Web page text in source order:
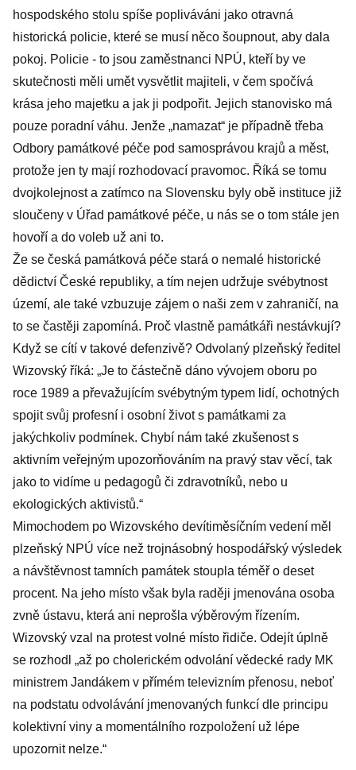
hospodského stolu spíše popliváváni jako otravná
historická policie, které se musí něco šoupnout, aby dala
pokoj. Policie - to jsou zaměstnanci NPÚ, kteří by ve
skutečnosti měli umět vysvětlit majiteli, v čem spočívá
krása jeho majetku a jak ji podpořit. Jejich stanovisko má
pouze poradní váhu. Jenže „namazat“ je případně třeba
Odbory památkové péče pod samosprávou krajů a měst,
protože jen ty mají rozhodovací pravomoc. Říká se tomu
dvojkolejnost a zatímco na Slovensku byly obě instituce již
sloučeny v Úřad památkové péče, u nás se o tom stále jen
hovoří a do voleb už ani to.
Že se česká památková péče stará o nemalé historické
dědictví České republiky, a tím nejen udržuje svébytnost
území, ale také vzbuzuje zájem o naši zem v zahraničí, na
to se častěji zapomíná. Proč vlastně památkáři nestávkují?
Když se cítí v takové defenzivě? Odvolaný plzeňský ředitel
Wizovský říká: „Je to částečně dáno vývojem oboru po
roce 1989 a převažujícím svébytným typem lidí, ochotných
spojit svůj profesní i osobní život s památkami za
jakýchkoliv podmínek. Chybí nám také zkušenost s
aktivním veřejným upozorňováním na pravý stav věcí, tak
jako to vidíme u pedagogů či zdravotníků, nebo u
ekologických aktivistů.“
Mimochodem po Wizovského devítiměsíčním vedení měl
plzeňský NPÚ více než trojnásobný hospodářský výsledek
a návštěvnost tamních památek stoupla téměř o deset
procent. Na jeho místo však byla raději jmenována osoba
zvně ústavu, která ani neprošla výběrovým řízením.
Wizovský vzal na protest volné místo řidiče. Odejít úplně
se rozhodl „až po cholerickém odvolání vědecké rady MK
ministrem Jandákem v přímém televizním přenosu, neboť
na podstatu odvolávání jmenovaných funkcí dle principu
kolektivní viny a momentálního rozpoložení už lépe
upozornit nelze.“